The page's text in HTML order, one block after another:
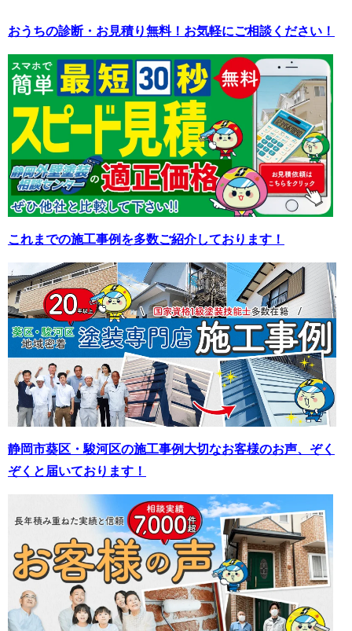
おうちの診断・お見積り無料！お気軽にご相談ください！
これまでの施工事例を多数ご紹介しております！
静岡市葵区・駿河区の施工事例 大切なお客様のお声、ぞく
ぞくと届いております！